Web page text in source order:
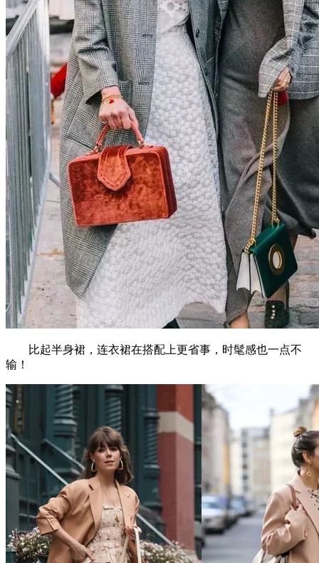
比起半身裙，连衣裙在搭配上更省事，时髦感也一点不
输！